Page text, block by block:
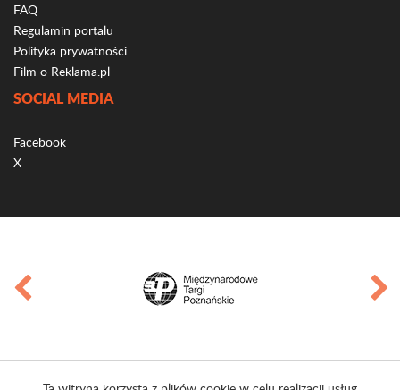
FAQ
Regulamin portalu
Polityka prywatności
Film o Reklama.pl
SOCIAL MEDIA
Facebook
X